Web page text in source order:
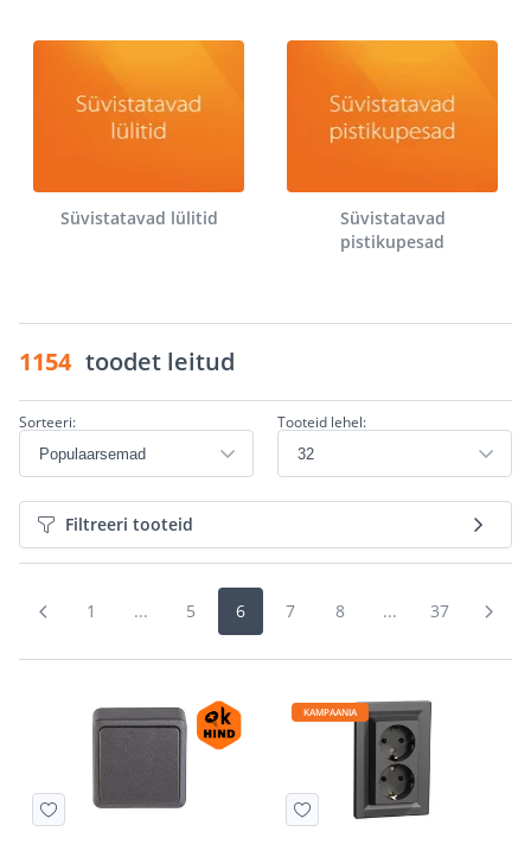
Süvistatavad lülitid
Süvistatavad
pistikupesad
1154 toodet leitud
Sorteeri: Tooteid lehel:
Filtreeri tooteid
1 ... 5 6 7 8 ... 37
KAMPAANIA